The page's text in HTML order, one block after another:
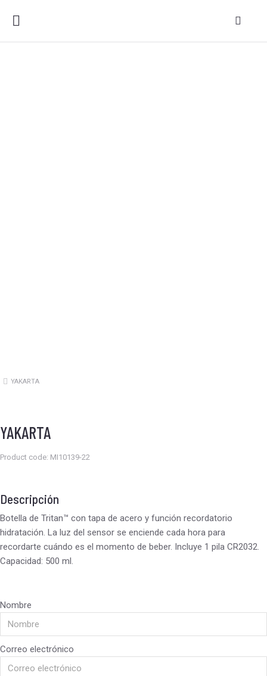
Estás aquí:
YAKARTA
YAKARTA
Product code: MI10139-22
Descripción
Botella de Tritan™ con tapa de acero y función recordatorio
hidratación. La luz del sensor se enciende cada hora para
recordarte cuándo es el momento de beber. Incluye 1 pila CR2032.
Capacidad: 500 ml.
Nombre
Correo electrónico